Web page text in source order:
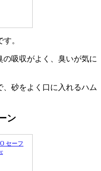
。
吸収がよく、臭いが気に
砂をよく口に入れるハム
ン
セーフ